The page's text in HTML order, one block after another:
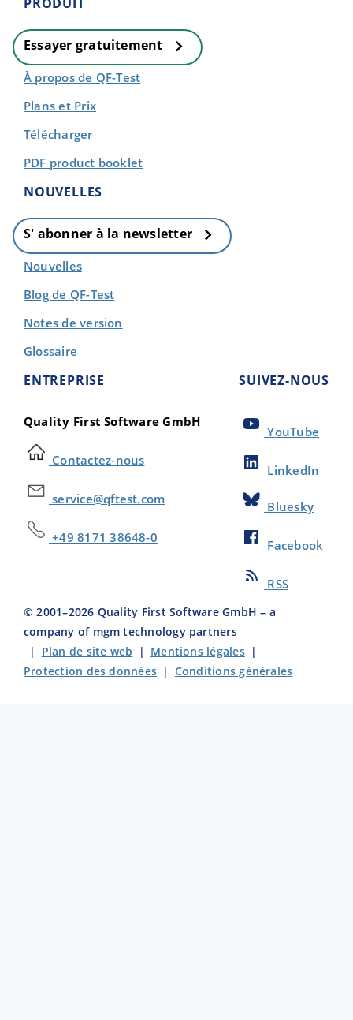
Essayer gratuitement
À propos de QF-Test
Plans et Prix
Télécharger
PDF product booklet
NOUVELLES
S' abonner à la newsletter
Nouvelles
Blog de QF-Test
Notes de version
Glossaire
ENTREPRISE
Quality First Software GmbH
Contactez-nous
service@qftest.com
+49 8171 38648-0
SUIVEZ-NOUS
YouTube
LinkedIn
Bluesky
Facebook
RSS
© 2001–2026 Quality First Software GmbH – a
company of mgm technology partners
| Plan de site web | Mentions légales|
Protection des données | Conditions générales